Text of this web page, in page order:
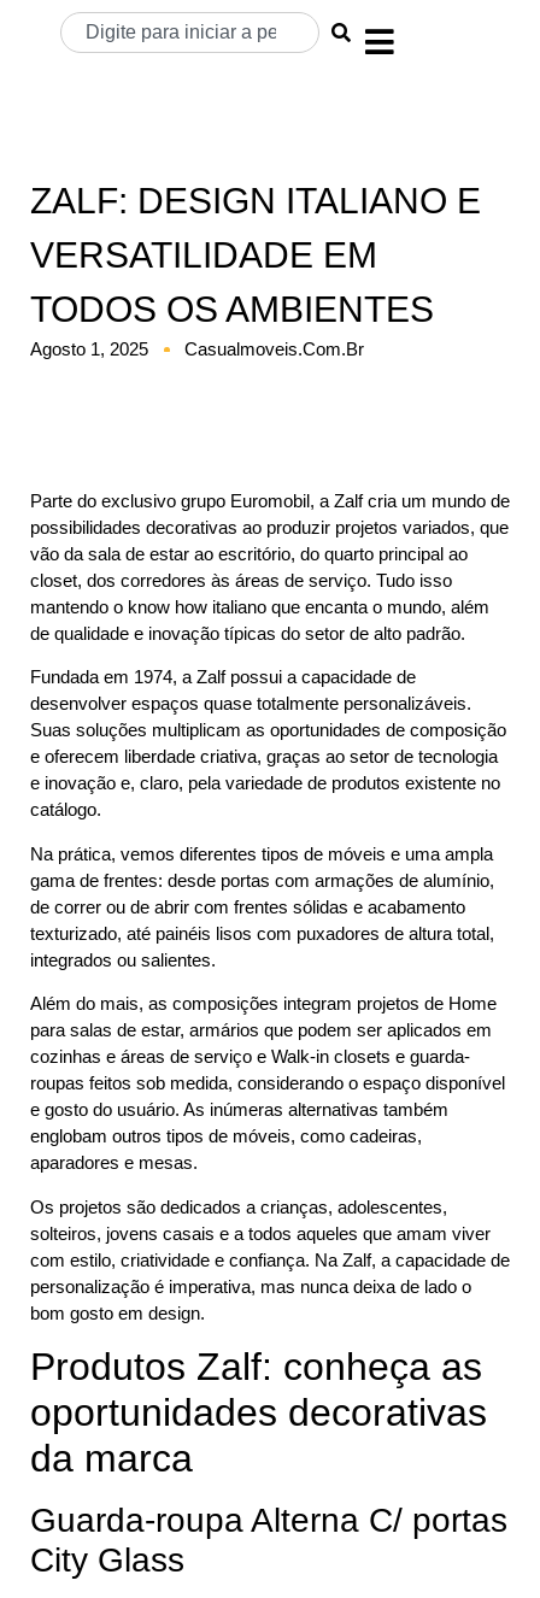
ZALF: DESIGN ITALIANO E
VERSATILIDADE EM
TODOS OS AMBIENTES
Agosto 1, 2025 Casualmoveis.com.br
Parte do exclusivo grupo Euromobil, a Zalf cria um mundo de
possibilidades decorativas ao produzir projetos variados, que
vão da sala de estar ao escritório, do quarto principal ao
closet, dos corredores às áreas de serviço. Tudo isso
mantendo o know how italiano que encanta o mundo, além
de qualidade e inovação típicas do setor de alto padrão.
Fundada em 1974, a Zalf possui a capacidade de
desenvolver espaços quase totalmente personalizáveis.
Suas soluções multiplicam as oportunidades de composição
e oferecem liberdade criativa, graças ao setor de tecnologia
e inovação e, claro, pela variedade de produtos existente no
catálogo.
Na prática, vemos diferentes tipos de móveis e uma ampla
gama de frentes: desde portas com armações de alumínio,
de correr ou de abrir com frentes sólidas e acabamento
texturizado, até painéis lisos com puxadores de altura total,
integrados ou salientes.
Além do mais, as composições integram projetos de Home
para salas de estar, armários que podem ser aplicados em
cozinhas e áreas de serviço e Walk-in closets e guarda-
roupas feitos sob medida, considerando o espaço disponível
e gosto do usuário. As inúmeras alternativas também
englobam outros tipos de móveis, como cadeiras,
aparadores e mesas.
Os projetos são dedicados a crianças, adolescentes,
solteiros, jovens casais e a todos aqueles que amam viver
com estilo, criatividade e confiança. Na Zalf, a capacidade de
personalização é imperativa, mas nunca deixa de lado o
bom gosto em design.
Produtos Zalf: conheça as
oportunidades decorativas
da marca
Guarda-roupa Alterna C/ portas
City Glass